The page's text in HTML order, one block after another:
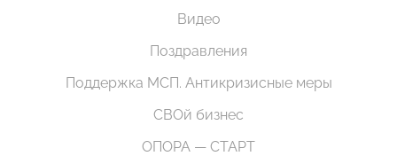
Видео
Поздравления
Поддержка МСП. Антикризисные меры
СВОй бизнес
ОПОРА — СТАРТ